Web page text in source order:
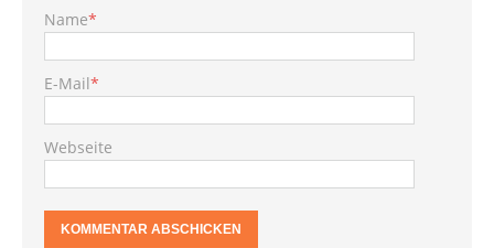
Name*
E-Mail*
Webseite